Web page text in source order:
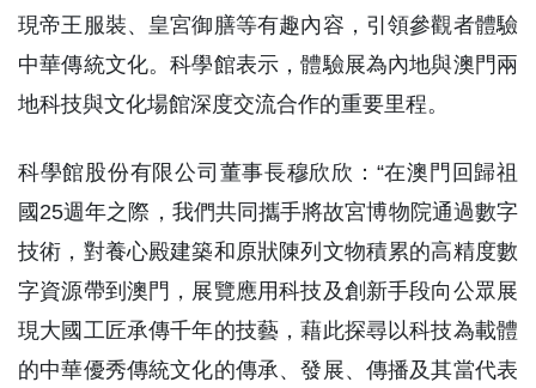
現帝王服裝、皇宮御膳等有趣內容，引領參觀者體驗
中華傳統文化。科學館表示，體驗展為內地與澳門兩
地科技與文化場館深度交流合作的重要里程。
科學館股份有限公司董事長穆欣欣：“在澳門回歸祖
國25週年之際，我們共同攜手將故宮博物院通過數字
技術，對養心殿建築和原狀陳列文物積累的高精度數
字資源帶到澳門，展覽應用科技及創新手段向公眾展
現大國工匠承傳千年的技藝，藉此探尋以科技為載體
的中華優秀傳統文化的傳承、發展、傳播及其當代表